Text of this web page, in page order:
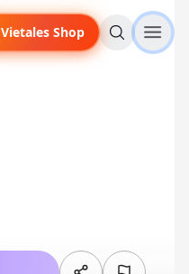
Vietales Shop